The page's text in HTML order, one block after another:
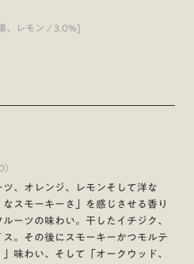
、レモン / 3.0%]
）
ツ、オレンジ、レモンそして洋な
スモーキーさ」を感じさせる香り
ーツの味わい。干したイチジク、
。その後にスモーキーかつモルテ
味わい、そして「オークウッド、